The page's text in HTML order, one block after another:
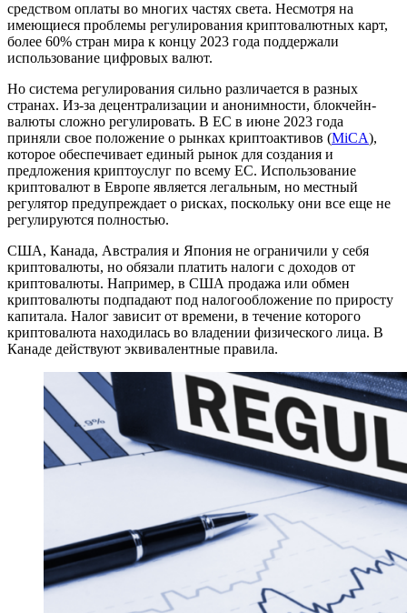
средством оплаты во многих частях света. Несмотря на
имеющиеся проблемы регулирования криптовалютных карт,
более 60% стран мира к концу 2023 года поддержали
использование цифровых валют.
Но система регулирования сильно различается в разных
странах. Из-за децентрализации и анонимности, блокчейн-
валюты сложно регулировать. В ЕС в июне 2023 года
приняли свое положение о рынках криптоактивов (MiCA),
которое обеспечивает единый рынок для создания и
предложения криптоуслуг по всему ЕС. Использование
криптовалют в Европе является легальным, но местный
регулятор предупреждает о рисках, поскольку они все еще не
регулируются полностью.
США, Канада, Австралия и Япония не ограничили у себя
криптовалюты, но обязали платить налоги с доходов от
криптовалюты. Например, в США продажа или обмен
криптовалюты подпадают под налогообложение по приросту
капитала. Налог зависит от времени, в течение которого
криптовалюта находилась во владении физического лица. В
Канаде действуют эквивалентные правила.